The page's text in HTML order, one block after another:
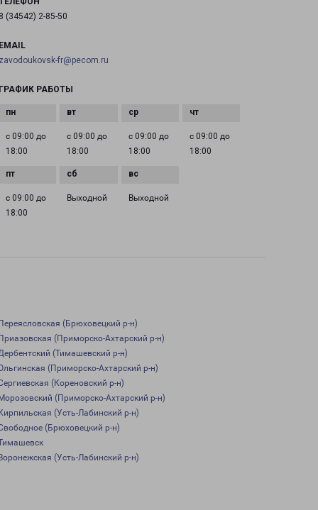
(34542) 2-85-50
fr@pecom.ru
РАБОТЫ
с 09:00 до
18:00
с 09:00 до
18:00
с 09:00 до
18:00
с 09:00 до
18:00
с 09:00 до
18:00
Выходной Выходной
(Брюховецкий р-н)
(Приморско-Ахтарский р-н)
(Тимашевский р-н)
(Приморско-Ахтарский р-н)
(Кореновский р-н)
(Приморско-Ахтарский р-н)
(Усть-Лабинский р-н)
(Брюховецкий р-н)
(Усть-Лабинский р-н)